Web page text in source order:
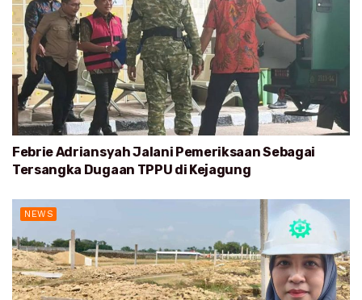
Febrie Adriansyah Jalani Pemeriksaan Sebagai
Tersangka Dugaan TPPU di Kejagung
NEWS